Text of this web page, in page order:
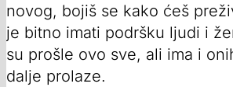
novog, bojiš se kako ćeš
je bitno imati podršku ljudi i
su prošle ovo sve, ali ima i
dalje prolaze.